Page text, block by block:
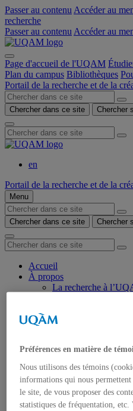
Passer au contenu Accéder au
recherche
Passer au contenu Accéder au
Page d'accueil de l'UQAM
Plan du campus Bibliothèques
Portail de la recherche et de la
Chercher dans ce site Chercher
en
Portail de la recherche et de la
Menu
Chercher dans ce site Chercher
Accueil
À propos
La recherche à
Études supérieures et
Vice-rectorat à la
à la création et à la
Expertises
Facultés
Unités de recherche et de
Nous joindre
Préférences en matière de
Nous utilisons des témoins
informations qui nous
le site, de vous proposer des
statistiques de fréquentation,